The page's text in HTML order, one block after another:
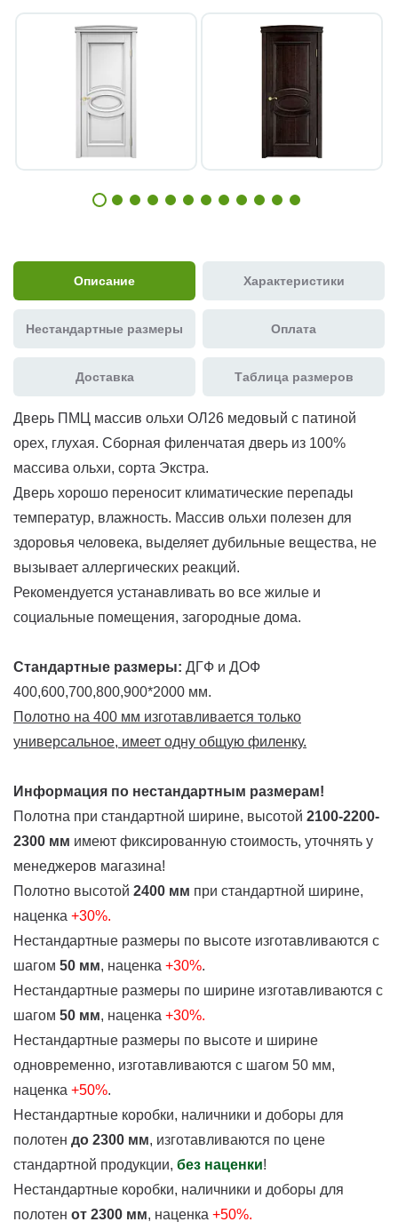
Описание Характеристики
Нестандартные размеры Оплата
Доставка Таблица размеров
Дверь ПМЦ массив ольхи ОЛ26 медовый с патиной
орех, глухая. Сборная филенчатая дверь из 100%
массива ольхи, сорта Экстра.
Дверь хорошо переносит климатические перепады
температур, влажность. Массив ольхи полезен для
здоровья человека, выделяет дубильные вещества, не
вызывает аллергических реакций.
Рекомендуется устанавливать во все жилые и
социальные помещения, загородные дома.
Стандартные размеры: ДГФ и ДОФ
400,600,700,800,900*2000 мм.
Полотно на 400 мм изготавливается только
универсальное, имеет одну общую филенку.
Информация по нестандартным размерам!
Полотна при стандартной ширине, высотой 2100-2200-
2300 мм имеют фиксированную стоимость, уточнять у
менеджеров магазина!
Полотно высотой 2400 мм при стандартной ширине,
наценка +30%.
Нестандартные размеры по высоте изготавливаются с
шагом 50 мм, наценка +30%.
Нестандартные размеры по ширине изготавливаются с
шагом 50 мм, наценка +30%.
Нестандартные размеры по высоте и ширине
одновременно, изготавливаются с шагом 50 мм,
наценка +50%.
Нестандартные коробки, наличники и доборы для
полотен до 2300 мм, изготавливаются по цене
стандартной продукции, без наценки!
Нестандартные коробки, наличники и доборы для
полотен от 2300 мм, наценка +50%.